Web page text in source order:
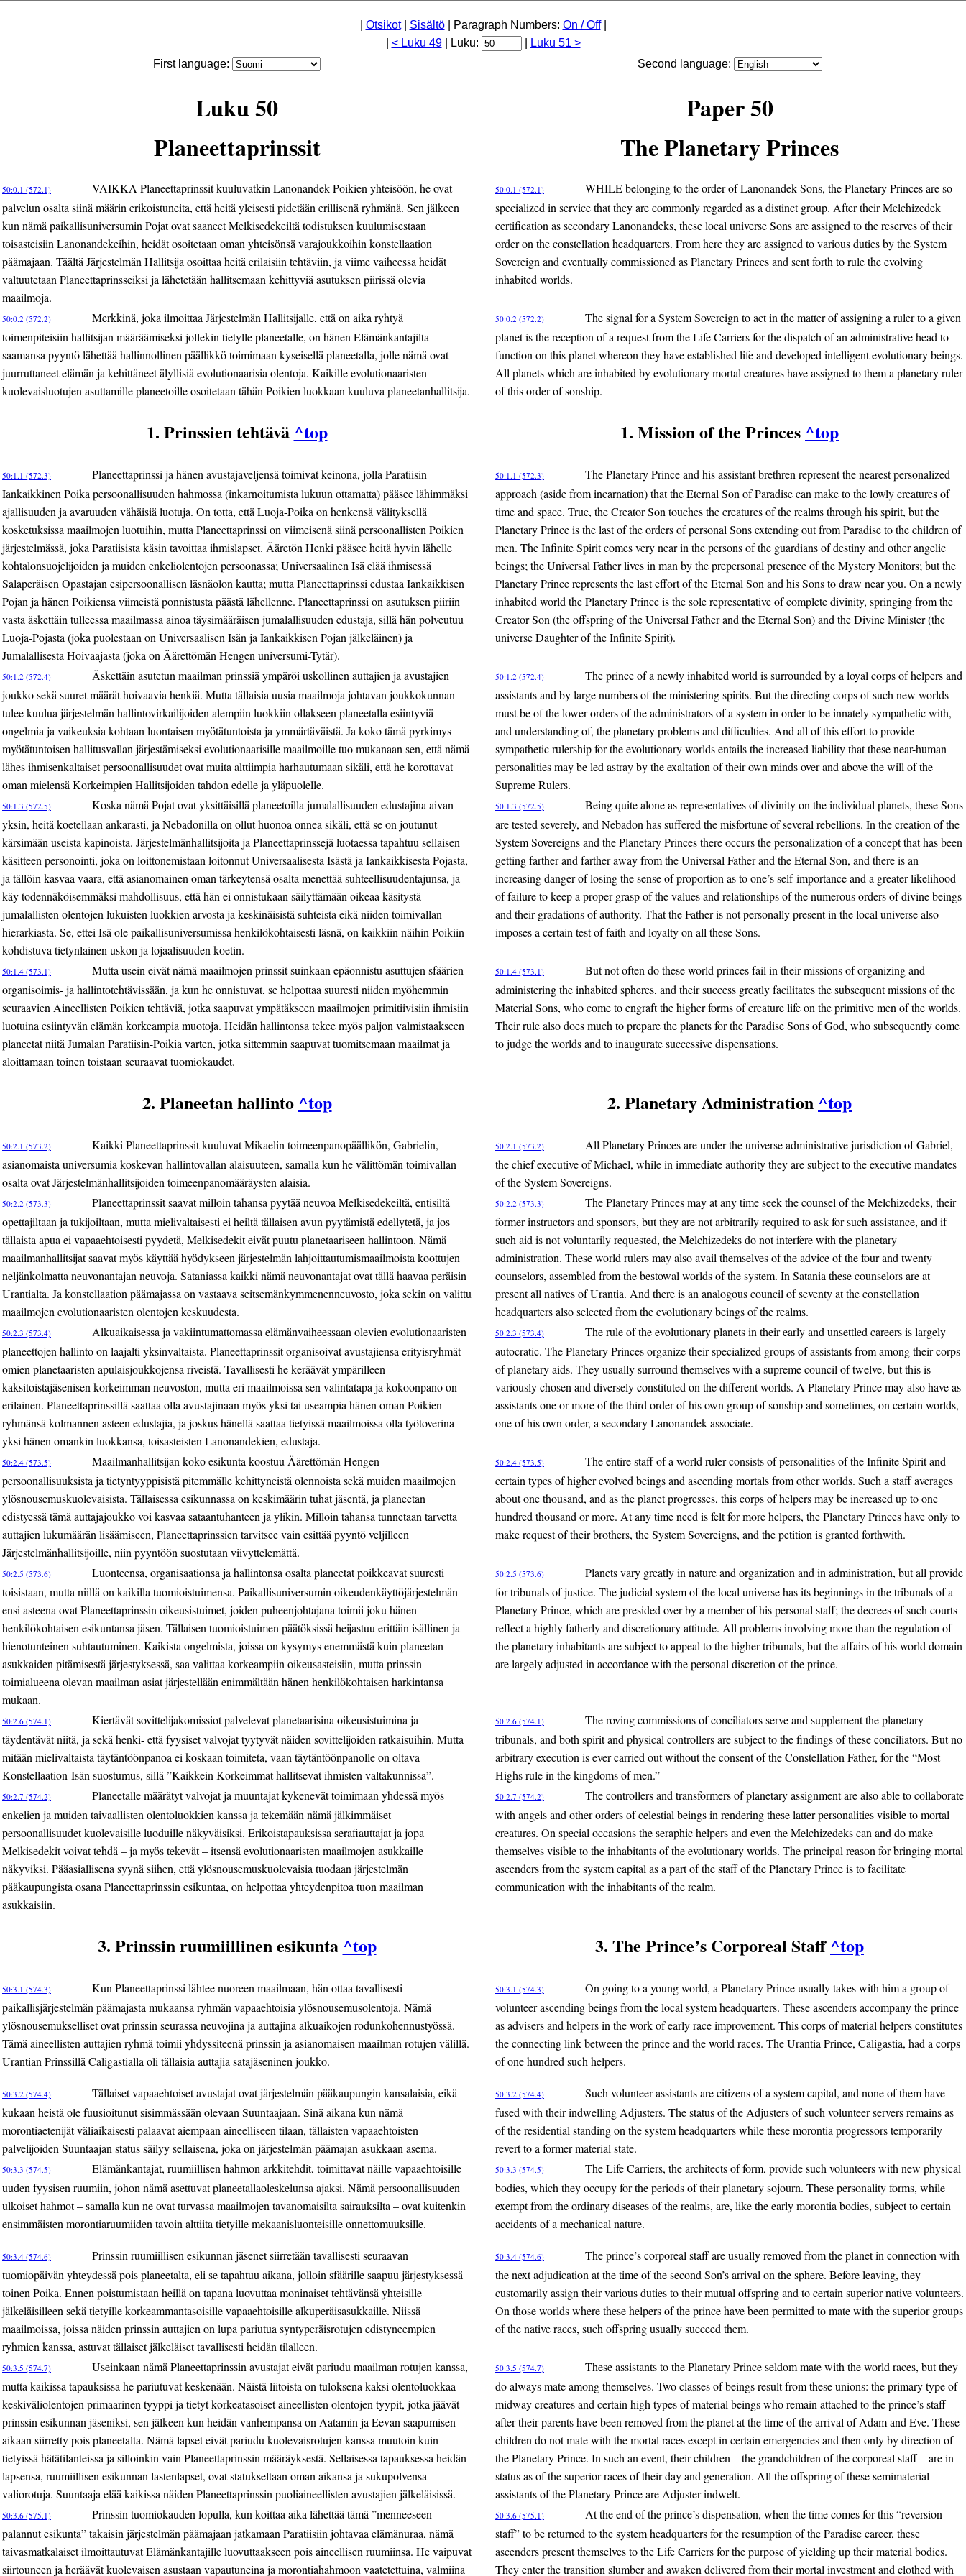
Otsikot| Sisältö| Paragraph Numbers: On / Off|
< Luku 49| Luku:
Luku 51 >
First language:
Second language:
Luku 50
Paper 50
Planeettaprinssit
The Planetary Princes
50:0.1 (572.1)
VAIKKA Planeettaprinssit kuuluvatkin Lanonandek-Poikien yhteisöön, he ovat
palvelun osalta siinä määrin erikoistuneita, että heitä yleisesti pidetään erillisenä ryhmänä. Sen jälkeen
kun nämä paikallisuniversumin Pojat ovat saaneet Melkisedekeiltä todistuksen kuulumisestaan
toisasteisiin Lanonandekeihin, heidät osoitetaan oman yhteisönsä varajoukkoihin konstellaation
päämajaan. Täältä Järjestelmän Hallitsija osoittaa heitä erilaisiin tehtäviin, ja viime vaiheessa heidät
valtuutetaan Planeettaprinsseiksi ja lähetetään hallitsemaan kehittyviä asutuksen piirissä olevia
maailmoja.
50:0.1 (572.1)
WHILE belonging to the order of Lanonandek Sons, the Planetary Princes are so
specialized in service that they are commonly regarded as a distinct group. After their Melchizedek
certification as secondary Lanonandeks, these local universe Sons are assigned to the reserves of their
order on the constellation headquarters. From here they are assigned to various duties by the System
Sovereign and eventually commissioned as Planetary Princes and sent forth to rule the evolving
inhabited worlds.
50:0.2 (572.2)
Merkkinä, joka ilmoittaa Järjestelmän Hallitsijalle, että on aika ryhtyä
toimenpiteisiin hallitsijan määräämiseksi jollekin tietylle planeetalle, on hänen Elämänkantajilta
saamansa pyyntö lähettää hallinnollinen päällikkö toimimaan kyseisellä planeetalla, jolle nämä ovat
juurruttaneet elämän ja kehittäneet älyllisiä evolutionaarisia olentoja. Kaikille evolutionaaristen
kuolevaisluotujen asuttamille planeetoille osoitetaan tähän Poikien luokkaan kuuluva planeetanhallitsija.
50:0.2 (572.2)
The signal for a System Sovereign to act in the matter of assigning a ruler to a given
planet is the reception of a request from the Life Carriers for the dispatch of an administrative head to
function on this planet whereon they have established life and developed intelligent evolutionary beings.
All planets which are inhabited by evolutionary mortal creatures have assigned to them a planetary ruler
of this order of sonship.
1. Prinssien tehtävä ^top 1. Mission of the Princes ^top
50:1.1 (572.3)
Planeettaprinssi ja hänen avustajaveljensä toimivat keinona, jolla Paratiisin
Iankaikkinen Poika persoonallisuuden hahmossa (inkarnoitumista lukuun ottamatta) pääsee lähimmäksi
ajallisuuden ja avaruuden vähäisiä luotuja. On totta, että Luoja-Poika on henkensä välityksellä
kosketuksissa maailmojen luotuihin, mutta Planeettaprinssi on viimeisenä siinä persoonallisten Poikien
järjestelmässä, joka Paratiisista käsin tavoittaa ihmislapset. Ääretön Henki pääsee heitä hyvin lähelle
kohtalonsuojelijoiden ja muiden enkeliolentojen persoonassa; Universaalinen Isä elää ihmisessä
Salaperäisen Opastajan esipersoonallisen läsnäolon kautta; mutta Planeettaprinssi edustaa Iankaikkisen
Pojan ja hänen Poikiensa viimeistä ponnistusta päästä lähellenne. Planeettaprinssi on asutuksen piiriin
vasta äskettäin tulleessa maailmassa ainoa täysimääräisen jumalallisuuden edustaja, sillä hän polveutuu
Luoja-Pojasta (joka puolestaan on Universaalisen Isän ja Iankaikkisen Pojan jälkeläinen) ja
Jumalallisesta Hoivaajasta (joka on Äärettömän Hengen universumi-Tytär).
50:1.1 (572.3)
The Planetary Prince and his assistant brethren represent the nearest personalized
approach (aside from incarnation) that the Eternal Son of Paradise can make to the lowly creatures of
time and space. True, the Creator Son touches the creatures of the realms through his spirit, but the
Planetary Prince is the last of the orders of personal Sons extending out from Paradise to the children of
men. The Infinite Spirit comes very near in the persons of the guardians of destiny and other angelic
beings; the Universal Father lives in man by the prepersonal presence of the Mystery Monitors; but the
Planetary Prince represents the last effort of the Eternal Son and his Sons to draw near you. On a newly
inhabited world the Planetary Prince is the sole representative of complete divinity, springing from the
Creator Son (the offspring of the Universal Father and the Eternal Son) and the Divine Minister (the
universe Daughter of the Infinite Spirit).
50:1.2 (572.4)
Äskettäin asutetun maailman prinssiä ympäröi uskollinen auttajien ja avustajien
joukko sekä suuret määrät hoivaavia henkiä. Mutta tällaisia uusia maailmoja johtavan joukkokunnan
tulee kuulua järjestelmän hallintovirkailijoiden alempiin luokkiin ollakseen planeetalla esiintyviä
ongelmia ja vaikeuksia kohtaan luontaisen myötätuntoista ja ymmärtäväistä. Ja koko tämä pyrkimys
myötätuntoisen hallitusvallan järjestämiseksi evolutionaarisille maailmoille tuo mukanaan sen, että nämä
lähes ihmisenkaltaiset persoonallisuudet ovat muita alttiimpia harhautumaan sikäli, että he korottavat
oman mielensä Korkeimpien Hallitsijoiden tahdon edelle ja yläpuolelle.
50:1.2 (572.4)
The prince of a newly inhabited world is surrounded by a loyal corps of helpers and
assistants and by large numbers of the ministering spirits. But the directing corps of such new worlds
must be of the lower orders of the administrators of a system in order to be innately sympathetic with,
and understanding of, the planetary problems and difficulties. And all of this effort to provide
sympathetic rulership for the evolutionary worlds entails the increased liability that these near-human
personalities may be led astray by the exaltation of their own minds over and above the will of the
Supreme Rulers.
50:1.3 (572.5)
Koska nämä Pojat ovat yksittäisillä planeetoilla jumalallisuuden edustajina aivan
yksin, heitä koetellaan ankarasti, ja Nebadonilla on ollut huonoa onnea sikäli, että se on joutunut
kärsimään useista kapinoista. Järjestelmänhallitsijoita ja Planeettaprinssejä luotaessa tapahtuu sellaisen
käsitteen personointi, joka on loittonemistaan loitonnut Universaalisesta Isästä ja Iankaikkisesta Pojasta,
ja tällöin kasvaa vaara, että asianomainen oman tärkeytensä osalta menettää suhteellisuudentajunsa, ja
käy todennäköisemmäksi mahdollisuus, että hän ei onnistukaan säilyttämään oikeaa käsitystä
jumalallisten olentojen lukuisten luokkien arvosta ja keskinäisistä suhteista eikä niiden toimivallan
hierarkiasta. Se, ettei Isä ole paikallisuniversumissa henkilökohtaisesti läsnä, on kaikkiin näihin Poikiin
kohdistuva tietynlainen uskon ja lojaalisuuden koetin.
50:1.3 (572.5)
Being quite alone as representatives of divinity on the individual planets, these Sons
are tested severely, and Nebadon has suffered the misfortune of several rebellions. In the creation of the
System Sovereigns and the Planetary Princes there occurs the personalization of a concept that has been
getting farther and farther away from the Universal Father and the Eternal Son, and there is an
increasing danger of losing the sense of proportion as to one’s self-importance and a greater likelihood
of failure to keep a proper grasp of the values and relationships of the numerous orders of divine beings
and their gradations of authority. That the Father is not personally present in the local universe also
imposes a certain test of faith and loyalty on all these Sons.
50:1.4 (573.1)
Mutta usein eivät nämä maailmojen prinssit suinkaan epäonnistu asuttujen sfäärien
organisoimis- ja hallintotehtävissään, ja kun he onnistuvat, se helpottaa suuresti niiden myöhemmin
seuraavien Aineellisten Poikien tehtäviä, jotka saapuvat ympätäkseen maailmojen primitiivisiin ihmisiin
luotuina esiintyvän elämän korkeampia muotoja. Heidän hallintonsa tekee myös paljon valmistaakseen
planeetat niitä Jumalan Paratiisin-Poikia varten, jotka sittemmin saapuvat tuomitsemaan maailmat ja
aloittamaan toinen toistaan seuraavat tuomiokaudet.
50:1.4 (573.1)
But not often do these world princes fail in their missions of organizing and
administering the inhabited spheres, and their success greatly facilitates the subsequent missions of the
Material Sons, who come to engraft the higher forms of creature life on the primitive men of the worlds.
Their rule also does much to prepare the planets for the Paradise Sons of God, who subsequently come
to judge the worlds and to inaugurate successive dispensations.
2. Planeetan hallinto ^top 2. Planetary Administration ^top
50:2.1 (573.2)
Kaikki Planeettaprinssit kuuluvat Mikaelin toimeenpanopäällikön, Gabrielin,
asianomaista universumia koskevan hallintovallan alaisuuteen, samalla kun he välittömän toimivallan
osalta ovat Järjestelmänhallitsijoiden toimeenpanomääräysten alaisia.
50:2.1 (573.2)
All Planetary Princes are under the universe administrative jurisdiction of Gabriel,
the chief executive of Michael, while in immediate authority they are subject to the executive mandates
of the System Sovereigns.
50:2.2 (573.3)
Planeettaprinssit saavat milloin tahansa pyytää neuvoa Melkisedekeiltä, entisiltä
opettajiltaan ja tukijoiltaan, mutta mielivaltaisesti ei heiltä tällaisen avun pyytämistä edellytetä, ja jos
tällaista apua ei vapaaehtoisesti pyydetä, Melkisedekit eivät puutu planetaariseen hallintoon. Nämä
maailmanhallitsijat saavat myös käyttää hyödykseen järjestelmän lahjoittautumismaailmoista koottujen
neljänkolmatta neuvonantajan neuvoja. Sataniassa kaikki nämä neuvonantajat ovat tällä haavaa peräisin
Urantialta. Ja konstellaation päämajassa on vastaava seitsemänkymmenenneuvosto, joka sekin on valittu
maailmojen evolutionaaristen olentojen keskuudesta.
50:2.2 (573.3)
The Planetary Princes may at any time seek the counsel of the Melchizedeks, their
former instructors and sponsors, but they are not arbitrarily required to ask for such assistance, and if
such aid is not voluntarily requested, the Melchizedeks do not interfere with the planetary
administration. These world rulers may also avail themselves of the advice of the four and twenty
counselors, assembled from the bestowal worlds of the system. In Satania these counselors are at
present all natives of Urantia. And there is an analogous council of seventy at the constellation
headquarters also selected from the evolutionary beings of the realms.
50:2.3 (573.4)
Alkuaikaisessa ja vakiintumattomassa elämänvaiheessaan olevien evolutionaaristen
planeettojen hallinto on laajalti yksinvaltaista. Planeettaprinssit organisoivat avustajiensa erityisryhmät
omien planetaaristen apulaisjoukkojensa riveistä. Tavallisesti he keräävät ympärilleen
kaksitoistajäsenisen korkeimman neuvoston, mutta eri maailmoissa sen valintatapa ja kokoonpano on
erilainen. Planeettaprinssillä saattaa olla avustajinaan myös yksi tai useampia hänen oman Poikien
ryhmänsä kolmannen asteen edustajia, ja joskus hänellä saattaa tietyissä maailmoissa olla työtoverina
yksi hänen omankin luokkansa, toisasteisten Lanonandekien, edustaja.
50:2.3 (573.4)
The rule of the evolutionary planets in their early and unsettled careers is largely
autocratic. The Planetary Princes organize their specialized groups of assistants from among their corps
of planetary aids. They usually surround themselves with a supreme council of twelve, but this is
variously chosen and diversely constituted on the different worlds. A Planetary Prince may also have as
assistants one or more of the third order of his own group of sonship and sometimes, on certain worlds,
one of his own order, a secondary Lanonandek associate.
50:2.4 (573.5)
Maailmanhallitsijan koko esikunta koostuu Äärettömän Hengen
persoonallisuuksista ja tietyntyyppisistä pitemmälle kehittyneistä olennoista sekä muiden maailmojen
ylösnousemuskuolevaisista. Tällaisessa esikunnassa on keskimäärin tuhat jäsentä, ja planeetan
edistyessä tämä auttajajoukko voi kasvaa sataantuhanteen ja ylikin. Milloin tahansa tunnetaan tarvetta
auttajien lukumäärän lisäämiseen, Planeettaprinssien tarvitsee vain esittää pyyntö veljilleen
Järjestelmänhallitsijoille, niin pyyntöön suostutaan viivyttelemättä.
50:2.4 (573.5)
The entire staff of a world ruler consists of personalities of the Infinite Spirit and
certain types of higher evolved beings and ascending mortals from other worlds. Such a staff averages
about one thousand, and as the planet progresses, this corps of helpers may be increased up to one
hundred thousand or more. At any time need is felt for more helpers, the Planetary Princes have only to
make request of their brothers, the System Sovereigns, and the petition is granted forthwith.
50:2.5 (573.6)
Luonteensa, organisaationsa ja hallintonsa osalta planeetat poikkeavat suuresti
toisistaan, mutta niillä on kaikilla tuomioistuimensa. Paikallisuniversumin oikeudenkäyttöjärjestelmän
ensi asteena ovat Planeettaprinssin oikeusistuimet, joiden puheenjohtajana toimii joku hänen
henkilökohtaisen esikuntansa jäsen. Tällaisen tuomioistuimen päätöksissä heijastuu erittäin isällinen ja
hienotunteinen suhtautuminen. Kaikista ongelmista, joissa on kysymys enemmästä kuin planeetan
asukkaiden pitämisestä järjestyksessä, saa valittaa korkeampiin oikeusasteisiin, mutta prinssin
toimialueena olevan maailman asiat järjestellään enimmältään hänen henkilökohtaisen harkintansa
mukaan.
50:2.5 (573.6)
Planets vary greatly in nature and organization and in administration, but all provide
for tribunals of justice. The judicial system of the local universe has its beginnings in the tribunals of a
Planetary Prince, which are presided over by a member of his personal staff; the decrees of such courts
reflect a highly fatherly and discretionary attitude. All problems involving more than the regulation of
the planetary inhabitants are subject to appeal to the higher tribunals, but the affairs of his world domain
are largely adjusted in accordance with the personal discretion of the prince.
50:2.6 (574.1)
Kiertävät sovittelijakomissiot palvelevat planetaarisina oikeusistuimina ja
täydentävät niitä, ja sekä henki- että fyysiset valvojat tyytyvät näiden sovittelijoiden ratkaisuihin. Mutta
mitään mielivaltaista täytäntöönpanoa ei koskaan toimiteta, vaan täytäntöönpanolle on oltava
Konstellaation-Isän suostumus, sillä ”Kaikkein Korkeimmat hallitsevat ihmisten valtakunnissa”.
50:2.6 (574.1)
The roving commissions of conciliators serve and supplement the planetary
tribunals, and both spirit and physical controllers are subject to the findings of these conciliators. But no
arbitrary execution is ever carried out without the consent of the Constellation Father, for the “Most
Highs rule in the kingdoms of men.”
50:2.7 (574.2)
Planeetalle määrätyt valvojat ja muuntajat kykenevät toimimaan yhdessä myös
enkelien ja muiden taivaallisten olentoluokkien kanssa ja tekemään nämä jälkimmäiset
persoonallisuudet kuolevaisille luoduille näkyväisiksi. Erikoistapauksissa serafiauttajat ja jopa
Melkisedekit voivat tehdä – ja myös tekevät – itsensä evolutionaaristen maailmojen asukkaille
näkyviksi. Pääasiallisena syynä siihen, että ylösnousemuskuolevaisia tuodaan järjestelmän
pääkaupungista osana Planeettaprinssin esikuntaa, on helpottaa yhteydenpitoa tuon maailman
asukkaisiin.
50:2.7 (574.2)
The controllers and transformers of planetary assignment are also able to collaborate
with angels and other orders of celestial beings in rendering these latter personalities visible to mortal
creatures. On special occasions the seraphic helpers and even the Melchizedeks can and do make
themselves visible to the inhabitants of the evolutionary worlds. The principal reason for bringing mortal
ascenders from the system capital as a part of the staff of the Planetary Prince is to facilitate
communication with the inhabitants of the realm.
3. Prinssin ruumiillinen esikunta ^top 3. The Prince’s Corporeal Staff ^top
50:3.1 (574.3)
Kun Planeettaprinssi lähtee nuoreen maailmaan, hän ottaa tavallisesti
paikallisjärjestelmän päämajasta mukaansa ryhmän vapaaehtoisia ylösnousemusolentoja. Nämä
ylösnousemukselliset ovat prinssin seurassa neuvojina ja auttajina alkuaikojen rodunkohennustyössä.
Tämä aineellisten auttajien ryhmä toimii yhdyssiteenä prinssin ja asianomaisen maailman rotujen välillä.
Urantian Prinssillä Caligastialla oli tällaisia auttajia satajäseninen joukko.
50:3.1 (574.3)
On going to a young world, a Planetary Prince usually takes with him a group of
volunteer ascending beings from the local system headquarters. These ascenders accompany the prince
as advisers and helpers in the work of early race improvement. This corps of material helpers constitutes
the connecting link between the prince and the world races. The Urantia Prince, Caligastia, had a corps
of one hundred such helpers.
50:3.2 (574.4)
Tällaiset vapaaehtoiset avustajat ovat järjestelmän pääkaupungin kansalaisia, eikä
kukaan heistä ole fuusioitunut sisimmässään olevaan Suuntaajaan. Sinä aikana kun nämä
morontiaetenijät väliaikaisesti palaavat aiempaan aineelliseen tilaan, tällaisten vapaaehtoisten
palvelijoiden Suuntaajan status säilyy sellaisena, joka on järjestelmän päämajan asukkaan asema.
50:3.2 (574.4)
Such volunteer assistants are citizens of a system capital, and none of them have
fused with their indwelling Adjusters. The status of the Adjusters of such volunteer servers remains as
of the residential standing on the system headquarters while these morontia progressors temporarily
revert to a former material state.
50:3.3 (574.5)
Elämänkantajat, ruumiillisen hahmon arkkitehdit, toimittavat näille vapaaehtoisille
uuden fyysisen ruumiin, johon nämä asettuvat planeetallaoleskelunsa ajaksi. Nämä persoonallisuuden
ulkoiset hahmot – samalla kun ne ovat turvassa maailmojen tavanomaisilta sairauksilta – ovat kuitenkin
ensimmäisten morontiaruumiiden tavoin alttiita tietyille mekaanisluonteisille onnettomuuksille.
50:3.3 (574.5)
The Life Carriers, the architects of form, provide such volunteers with new physical
bodies, which they occupy for the periods of their planetary sojourn. These personality forms, while
exempt from the ordinary diseases of the realms, are, like the early morontia bodies, subject to certain
accidents of a mechanical nature.
50:3.4 (574.6)
Prinssin ruumiillisen esikunnan jäsenet siirretään tavallisesti seuraavan
tuomiopäivän yhteydessä pois planeetalta, eli se tapahtuu aikana, jolloin sfäärille saapuu järjestyksessä
toinen Poika. Ennen poistumistaan heillä on tapana luovuttaa moninaiset tehtävänsä yhteisille
jälkeläisilleen sekä tietyille korkeammantasoisille vapaaehtoisille alkuperäisasukkaille. Niissä
maailmoissa, joissa näiden prinssin auttajien on lupa pariutua syntyperäisrotujen edistyneempien
ryhmien kanssa, astuvat tällaiset jälkeläiset tavallisesti heidän tilalleen.
50:3.4 (574.6)
The prince’s corporeal staff are usually removed from the planet in connection with
the next adjudication at the time of the second Son’s arrival on the sphere. Before leaving, they
customarily assign their various duties to their mutual offspring and to certain superior native volunteers.
On those worlds where these helpers of the prince have been permitted to mate with the superior groups
of the native races, such offspring usually succeed them.
50:3.5 (574.7)
Useinkaan nämä Planeettaprinssin avustajat eivät pariudu maailman rotujen kanssa,
mutta kaikissa tapauksissa he pariutuvat keskenään. Näistä liitoista on tuloksena kaksi olentoluokkaa –
keskiväliolentojen primaarinen tyyppi ja tietyt korkeatasoiset aineellisten olentojen tyypit, jotka jäävät
prinssin esikunnan jäseniksi, sen jälkeen kun heidän vanhempansa on Aatamin ja Eevan saapumisen
aikaan siirretty pois planeetalta. Nämä lapset eivät pariudu kuolevaisrotujen kanssa muutoin kuin
tietyissä hätätilanteissa ja silloinkin vain Planeettaprinssin määräyksestä. Sellaisessa tapauksessa heidän
lapsensa, ruumiillisen esikunnan lastenlapset, ovat statukseltaan oman aikansa ja sukupolvensa
valiorotuja. Suuntaaja elää kaikissa näiden Planeettaprinssin puoliaineellisten avustajien jälkeläisissä.
50:3.5 (574.7)
These assistants to the Planetary Prince seldom mate with the world races, but they
do always mate among themselves. Two classes of beings result from these unions: the primary type of
midway creatures and certain high types of material beings who remain attached to the prince’s staff
after their parents have been removed from the planet at the time of the arrival of Adam and Eve. These
children do not mate with the mortal races except in certain emergencies and then only by direction of
the Planetary Prince. In such an event, their children—the grandchildren of the corporeal staff—are in
status as of the superior races of their day and generation. All the offspring of these semimaterial
assistants of the Planetary Prince are Adjuster indwelt.
50:3.6 (575.1)
Prinssin tuomiokauden lopulla, kun koittaa aika lähettää tämä ”menneeseen
palannut esikunta” takaisin järjestelmän päämajaan jatkamaan Paratiisiin johtavaa elämänuraa, nämä
taivasmatkalaiset ilmoittautuvat Elämänkantajille luovuttaakseen pois aineellisen ruumiinsa. He vaipuvat
siirtouneen ja heräävät kuolevaisen asustaan vapautuneina ja morontiahahmoon vaatetettuina, valmiina
50:3.6 (575.1)
At the end of the prince’s dispensation, when the time comes for this “reversion
staff” to be returned to the system headquarters for the resumption of the Paradise career, these
ascenders present themselves to the Life Carriers for the purpose of yielding up their material bodies.
They enter the transition slumber and awaken delivered from their mortal investment and clothed with